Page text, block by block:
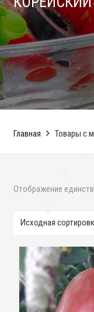
❅
Главная Товары с
Отображение